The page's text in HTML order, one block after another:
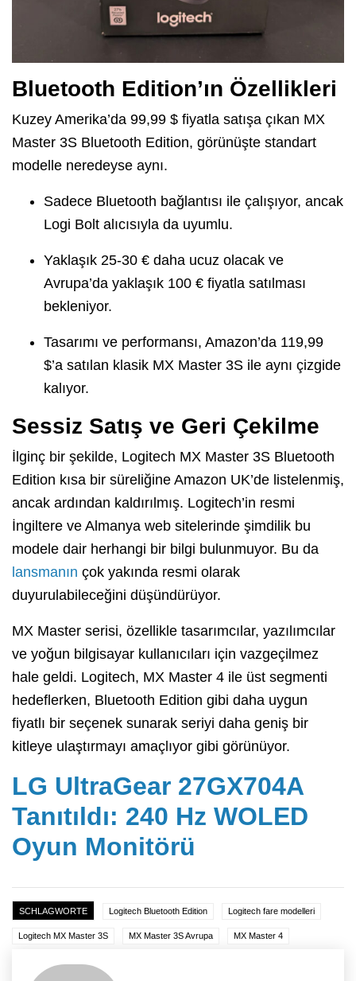
Bluetooth Edition’ın Özellikleri
Kuzey Amerika’da 99,99 $ fiyatla satışa çıkan MX
Master 3S Bluetooth Edition, görünüşte standart
modelle neredeyse aynı.
Sadece Bluetooth bağlantısı ile çalışıyor, ancak
Logi Bolt alıcısıyla da uyumlu.
Yaklaşık 25-30 € daha ucuz olacak ve
Avrupa’da yaklaşık 100 € fiyatla satılması
bekleniyor.
Tasarımı ve performansı, Amazon’da 119,99
$’a satılan klasik MX Master 3S ile aynı çizgide
kalıyor.
Sessiz Satış ve Geri Çekilme
İlginç bir şekilde, Logitech MX Master 3S Bluetooth
Edition kısa bir süreliğine Amazon UK’de listelenmiş,
ancak ardından kaldırılmış. Logitech’in resmi
İngiltere ve Almanya web sitelerinde şimdilik bu
modele dair herhangi bir bilgi bulunmuyor. Bu da
lansmanın çok yakında resmi olarak
duyurulabileceğini düşündürüyor.
MX Master serisi, özellikle tasarımcılar, yazılımcılar
ve yoğun bilgisayar kullanıcıları için vazgeçilmez
hale geldi. Logitech, MX Master 4 ile üst segmenti
hedeflerken, Bluetooth Edition gibi daha uygun
fiyatlı bir seçenek sunarak seriyi daha geniş bir
kitleye ulaştırmayı amaçlıyor gibi görünüyor.
LG UltraGear 27GX704A
Tanıtıldı: 240 Hz WOLED
Oyun Monitörü
SCHLAGWORTE Logitech Bluetooth Edition Logitech fare modelleri
Logitech MX Master 3S MX Master 3S Avrupa MX Master 4